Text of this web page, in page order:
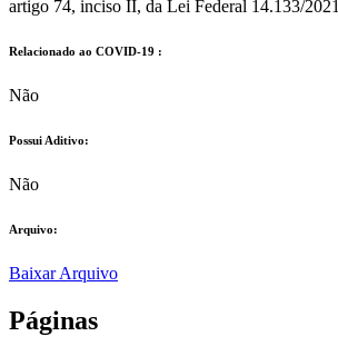
artigo 74, inciso II, da Lei Federal 14.133/2021
Relacionado ao COVID-19 :​
Não
Possui Aditivo:​
Não
Arquivo:
Baixar Arquivo
Páginas